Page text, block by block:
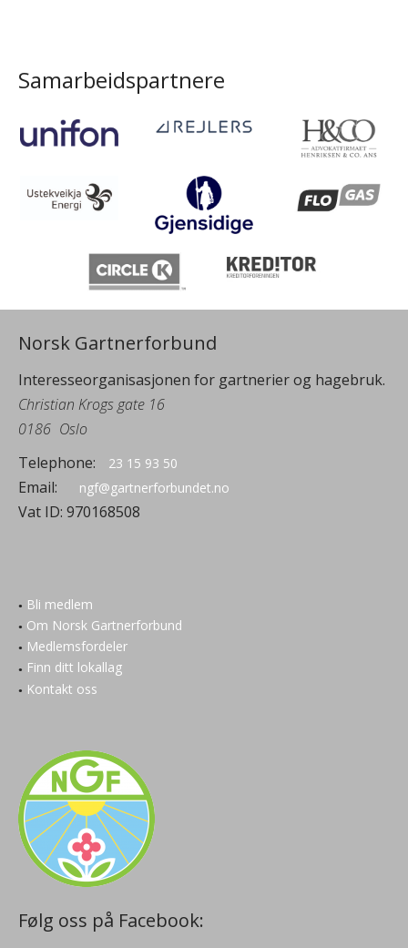
Samarbeidspartnere
Norsk Gartnerforbund
Interesseorganisasjonen for gartnerier og hagebruk.
Christian Krogs gate 16
0186 Oslo
Telephone:
23 15 93 50
Email: ngf@gartnerforbundet.no
Vat ID: 970168508
Bli medlem
Om Norsk Gartnerforbund
Medlemsfordeler
Finn ditt lokallag
Kontakt oss
Følg oss på Facebook: